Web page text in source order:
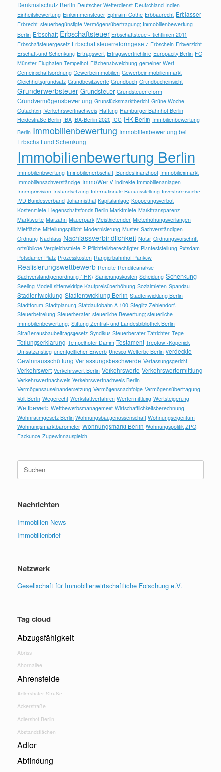
Denkmalschutz Berlin Deutscher Wetterdienst Deutschland Indien
Einheitsbewertung Einkommensteuer Ephraim Gothe Erbbaurecht Erblasser
Erbrecht; steuerbegünstigte Vermögensübertragung; Immobilienbewertung
Berlin Erbschaft Erbschaftsteuer Erbschaftsteuer-Richtlinien 2011
Erbschaftsteuergesetz Erbschaftsteuerreformgesetz Erbschein Erbverzicht
Erschaft-und Schenkung Ertragswert Ertragswertrichlinie Europacity Berlin FG
Münster Flughafen Tempelhof Flächenabweichung gemeiner Wert
Gemeinschaftsordnung Gewerbeimmobilien Gewerbeimmobilienmarkt
Gleichheitsgrundsatz Grundbesitzwerte Grundbuch Grundbucheinsicht
Grunderwerbsteuer Grundsteuer Grundsteuerreform
Grundvermögensbewertung Grunstücksmarktbericht Grüne Woche
Gutachten; Verkehrswertnachweis Haftung Hamburger Bahnhof Berlin
Heidestraße Berlin IBA IBA-Berlin 2020 ICC IHK Berlin Immbilienbewertung
Berlin Immobilienbewertung Immobilienbewertung bei
Erbschaft und Schenkung
Immobilienbewertung Berlin
Immobilienbwertung Immobilienerbschaft; Bundesfinanzhoof Immobilienmarkt
Immobiliensachverständige ImmoWertV indirekte Immobilienanlagen
Innenprovision Instandsetzung Internationale Bauausstellung Investorensuche
IVD Bundesverband Johannisthal Kapitalanlage Koppelungsverbot
Kostenmiete Liegenschaftsfonds Berlin Marktmiete Markttransparenz
Marktwerte Marzahn Mauerpark Meistbietender Mieterhöhungsverlangen
Mietfläche Mitteilungspflilcht Modernisierung Muster-Sachverständigen-
Ordnung Nachlass Nachlassverbindlichkeit Notar Ordnungsvorschrift
ortsübliche Vergleichsmiete P Pflichtteilsberechtigter Planfeststellung Potsdam
Potsdamer Platz Prozesskosten Rangierbahnhof Pankow
Realisierungswettbewerb Rendite Renditeanalyse
Sachverständigenordnung (IHK) Sanierungskosten Scheidung Schenkung
Seeling-Modell sittenwidrige Kaufpreisüberhöhung Sozialmieten Spandau
Stadtentwicklung Stadtentwicklung-Berlin Stadtenwicklung Berlin
Stadtforum Stadtplanung Statdautobahn A 100 Steglitz-Zehlendorf.
Steuerbefreiung Steuerberater steuerliche Bewertung; steuerliche
Immobilienbewertung; Stiftung Zentral- und Landesbibliothek Berlin
Straßenausbaubeitragsgesetz Syndikus-Steuerberater Tatrichter Tegel
Teilungserklärung Tempelhofer Damm Testament Treptow -Köpenick
Umsatzanstieg unentgeltlicher Erwerb Unesco Welterbe Berlin verdeckte
Gewinnausschüttung Verfassungsbeschwerde Verfassungsgericht
Verkehrswert Verkehrswert Berlin Verkehrswerte Verkehrswertermittlung
Verkehrswertnachweis Verkehrswertnachweis Berlin
Vermögensauseinandersetzung Vermögensnachfolge Vermögensübertragung
Volt Berlin Wegerecht Werkstattverfahren Wertermittlung Wertsteigerung
Wettbewerb Wettbewerbsmanagement Wirtschaftlichkeitsberechnung
Wohnraumgesetz Berlin Wohnungsbaugenossenschaft Wohnungseigentum
Wohnungsmarktbarometer Wohnungsmarkt Berlin Wohnungspolitik ZPO;
Fackunde Zugewinnausgleich
Suchen
nach:
Nachrichten
Immobilien-News
Immobilienbrief
Netzwerk
Gesellschaft für Immobilienwirtschaftliche Forschung e.V.
Tag cloud
Abzugsfähigkeit
Abriss
Ahornallee
Ahrensfelde
Adlershofer Straße
Ackerstraße
Adlershof Berlin
Abstandsflächen
Adlon
Abfindung